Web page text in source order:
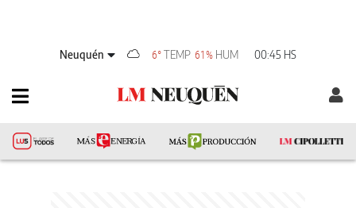
Neuquén 6°TEMP 61% HUM 00:45 HS